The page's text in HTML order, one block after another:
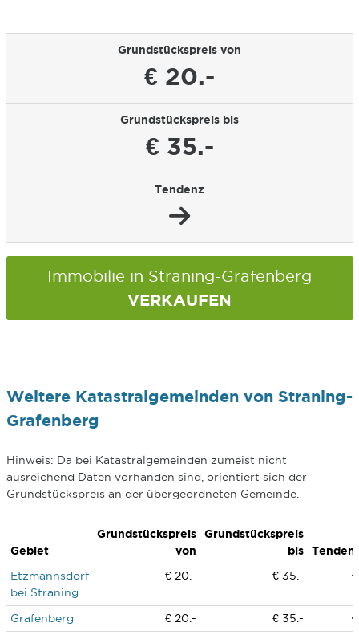
Grundstückspreis von
€ 20.-
Grundstückspreis bis
€ 35.-
Tendenz
Immobilie in Straning-Grafenberg
VERKAUFEN
Weitere Katastralgemeinden von Straning-
Grafenberg
Hinweis: Da bei Katastralgemeinden zumeist nicht
ausreichend Daten vorhanden sind, orientiert sich der
Grundstückspreis an der übergeordneten Gemeinde.
Gebiet
Grundstückspreis
von
Grundstückspreis
bis
Etzmannsdorf
bei Straning
€ 20.- € 35.-
Grafenberg € 20.-
€ 35.-